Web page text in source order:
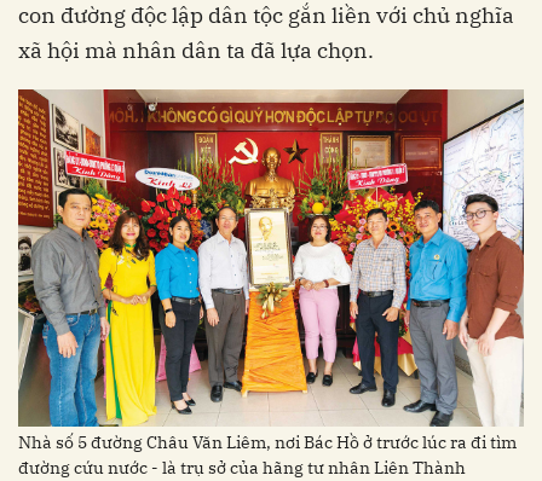
con đường độc lập dân tộc gắn liền với chủ nghĩa
xã hội mà nhân dân ta đã lựa chọn.
Nhà số 5 đường Châu Văn Liêm, nơi Bác Hồ ở trước lúc ra đi tìm
đường cứu nước - là trụ sở của hãng tư nhân Liên Thành